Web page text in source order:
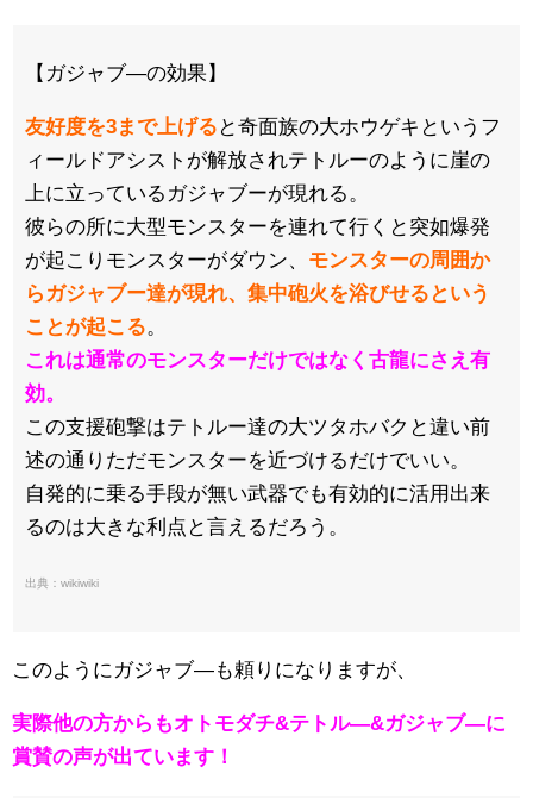
【ガジャブ―の効果】
友好度を3まで上げる と奇面族の大ホウゲキというフ
ィールドアシストが解放されテトルーのように崖の
上に立っているガジャブーが現れる。
彼らの所に大型モンスターを連れて行くと突如爆発
が起こりモンスターがダウン、 モンスターの周囲か
らガジャブー達が現れ、集中砲火を浴びせるという
ことが起こる。
これは通常のモンスターだけではなく古龍にさえ有
効。
この支援砲撃はテトルー達の大ツタホバクと違い前
述の通りただモンスターを近づけるだけでいい。
自発的に乗る手段が無い武器でも有効的に活用出来
るのは大きな利点と言えるだろう。
出典：wikiwiki
このようにガジャブ―も頼りになりますが、
実際他の方からもオトモダチ&テトル―&ガジャブ―に
賞賛の声が出ています！